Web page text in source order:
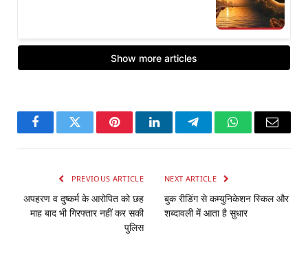
FacebookTwitter PinterestLinkedInTelegramWhatsApp
Email
PREVIOUS ARTICLE
अपहरण व दुष्कर्म के आरोपित को छह
माह बाद भी गिरफ्तार नहीं कर सकी
पुलिस
NEXT ARTICLE
बुक रीडिंग से कम्युनिकेशन स्किल और
शब्दावली में आता है सुधार